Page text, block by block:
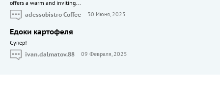
offers a warm and inviting...
adessobistro Coffee
30 Июня, 2025
Едоки картофеля
Cупер!
ivan.dalmatov.88
09 Февраля, 2025